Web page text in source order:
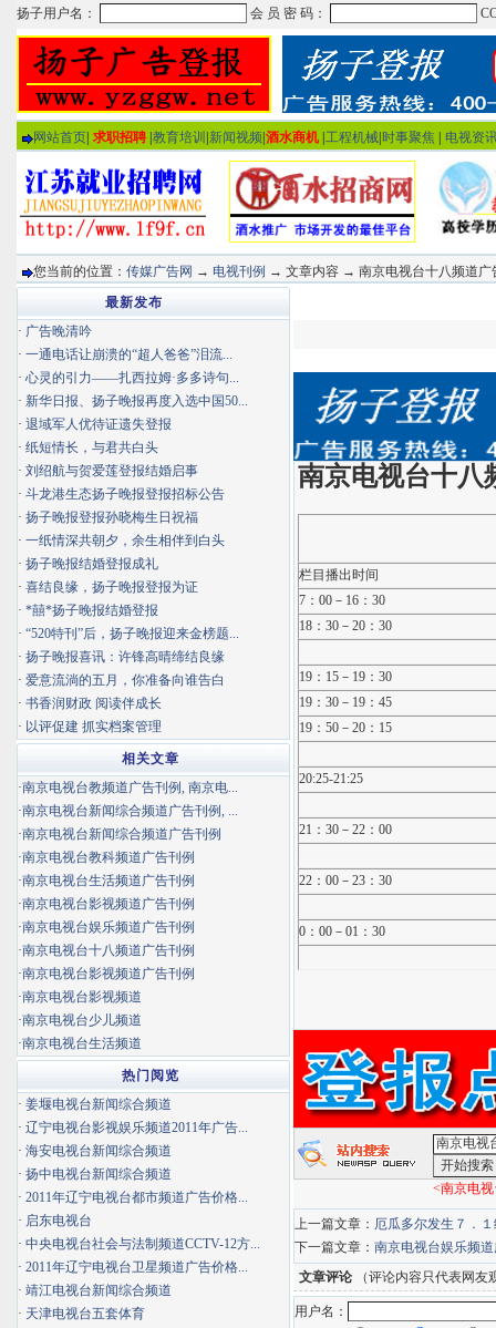
网站首页 求职招聘 教育培训 新闻视频 酒水商机 工程机械 时事聚焦 电视资
您当前的位置： 传媒广告网 → 电视刊例 → 文章内容 → 南京电视台十八频道广
南京电视台十八
栏目播出时间
7：00－16：30
18：30－20：30
19：15－19：30
19：30－19：45
19：50－20：15
20:25-21:25
21：30－22：00
22：00－23：30
0：00－01：30
<南京电
上一篇文章： 厄瓜多尔发生７．
下一篇文章： 南京电视台娱乐频
文章评论 （评论内容只代表网友
用户名：
最新发布
· 广告晚清吟
· 一通电话让崩溃的“超人爸爸”泪流...
· 心灵的引力——扎西拉姆·多多诗句...
· 新华日报、扬子晚报再度入选中国50...
· 退域军人优待证遗失登报
· 纸短情长，与君共白头
· 刘绍航与贺爱莲登报结婚启事
· 斗龙港生态扬子晚报登报招标公告
· 扬子晚报登报孙晓梅生日祝福
· 一纸情深共朝夕，余生相伴到白头
· 扬子晚报结婚登报成礼
· 喜结良缘，扬子晚报登报为证
· *囍*扬子晚报结婚登报
· “520特刊”后，扬子晚报迎来金榜题...
· 扬子晚报喜讯：许锋高晴缔结良缘
· 爱意流淌的五月，你准备向谁告白
· 书香润财政 阅读伴成长
· 以评促建 抓实档案管理
相关文章
·南京电视台教频道广告刊例, 南京电...
·南京电视台新闻综合频道广告刊例, ...
·南京电视台新闻综合频道广告刊例
·南京电视台教科频道广告刊例
·南京电视台生活频道广告刊例
·南京电视台影视频道广告刊例
·南京电视台娱乐频道广告刊例
·南京电视台十八频道广告刊例
·南京电视台影视频道广告刊例
·南京电视台影视频道
·南京电视台少儿频道
·南京电视台生活频道
热门阅览
· 姜堰电视台新闻综合频道
· 辽宁电视台影视娱乐频道2011年广告...
· 海安电视台新闻综合频道
· 扬中电视台新闻综合频道
· 2011年辽宁电视台都市频道广告价格...
· 启东电视台
· 中央电视台社会与法制频道CCTV-12方...
· 2011年辽宁电视台卫星频道广告价格...
· 靖江电视台新闻综合频道
· 天津电视台五套体育